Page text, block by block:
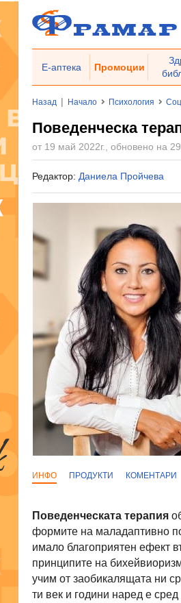
Е-аптека Промоции
Назад | Начало Психология
Поведенческа
от 19 май 2022г., обновено на
Редактор: Даниела Пройчева
ИНФО ПРОДУКТИ КОМЕНТАРИ
Поведенческата терапия
формите на маладаптивно
имало благоприятен ефект
принципите на
учим от заобикалящата ни
ти век и години наред е